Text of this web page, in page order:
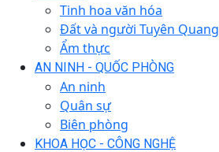
Tinh hoa văn hóa
Đất và người Tuyên Quang
Ẩm thực
AN NINH - QUỐC PHÒNG
An ninh
Quân sự
Biên phòng
KHOA HỌC - CÔNG NGHỆ